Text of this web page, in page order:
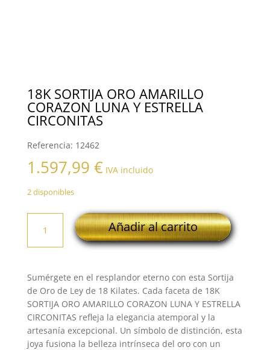
18K SORTIJA ORO AMARILLO
CORAZON LUNA Y ESTRELLA
CIRCONITAS
Referencia: 12462
1.597,99 € IVA incluido
2 disponibles
SORTIJA
ORO
CORAZON
LUNA
ESTRELLA
CIRCONITAS
cantidad
Añadir al carrito
Sumérgete en el resplandor eterno con esta Sortija
de Oro de Ley de 18 Kilates. Cada faceta de 18K
SORTIJA ORO AMARILLO CORAZON LUNA Y ESTRELLA
CIRCONITAS refleja la elegancia atemporal y la
artesanía excepcional. Un símbolo de distinción, esta
joya fusiona la belleza intrínseca del oro con un